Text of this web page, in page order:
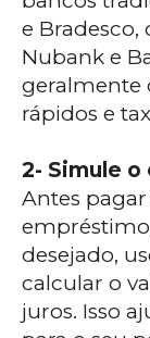
e
Nubank e
geralmente
rápidos e
2- Simule
Antes
desejado,
calcular o
juros. Isso